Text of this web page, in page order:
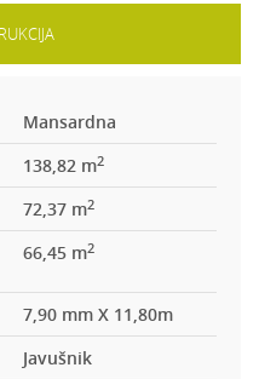
Mansardna
138,82 m2
72,37 m2
66,45 m2
7,90 mm X 11,80m
Javušnik